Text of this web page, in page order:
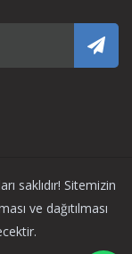
saklıdır! Sitemizin
ve dağıtılması